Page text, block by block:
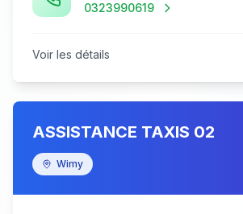
0323990619
Voir les détails
ASSISTANCE TAXIS 02
Wimy